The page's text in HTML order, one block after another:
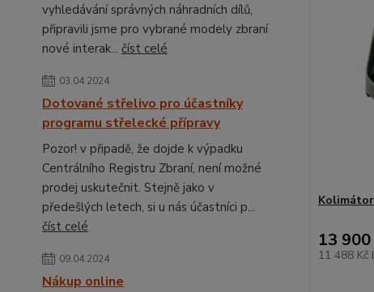
vyhledávání správných náhradních dílů,
připravili jsme pro vybrané modely zbraní
nové interak... číst celé
03.04.2024
Dotované střelivo pro účastníky
programu střelecké přípravy
Pozor! v připadě, že dojde k výpadku
Centrálního Registru Zbraní, není možné
prodej uskutečnit. Stejně jako v
předešlých letech, si u nás účastníci p...
číst celé
09.04.2024
Nákup online
13 900
11 488 Kč